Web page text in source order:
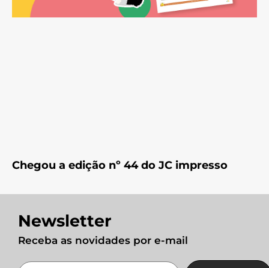
Chegou a edição nº 44 do JC impresso
Newsletter
Receba as novidades por e-mail